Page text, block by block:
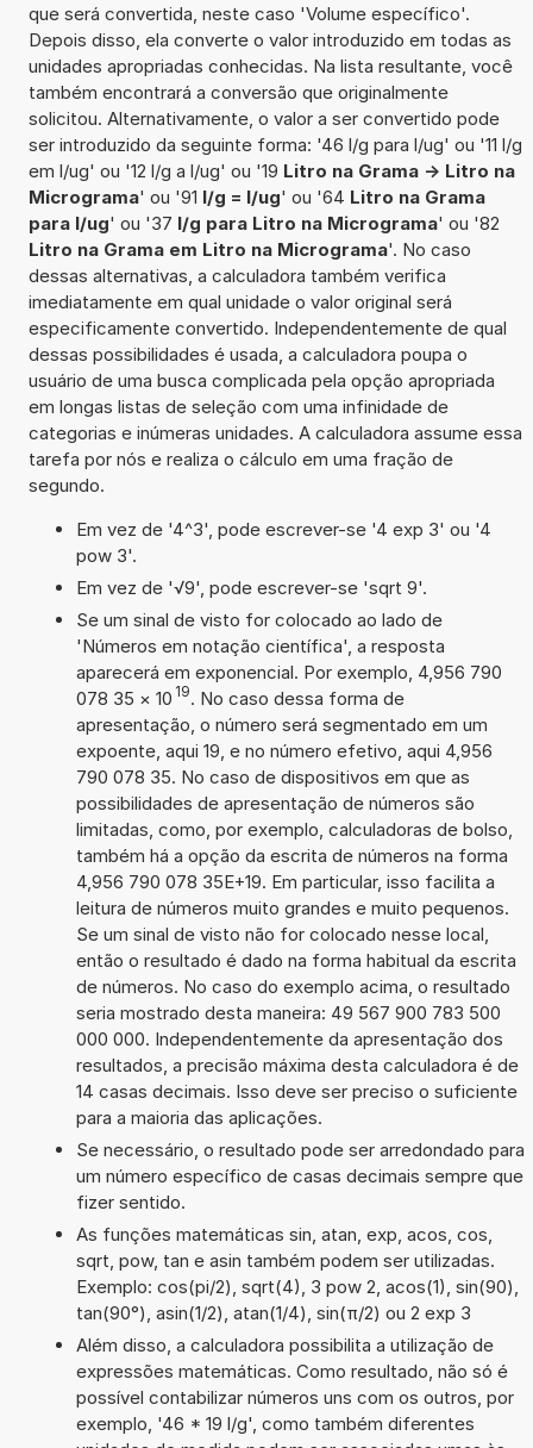
que será convertida, neste caso 'Volume específico'.
Depois disso, ela converte o valor introduzido em todas as
unidades apropriadas conhecidas. Na lista resultante, você
também encontrará a conversão que originalmente
solicitou. Alternativamente, o valor a ser convertido pode
ser introduzido da seguinte forma: '46 l/g para l/ug' ou '11 l/g
em l/ug' ou '12 l/g a l/ug' ou '19 Litro na Grama -> Litro na
Micrograma' ou '91 l/g = l/ug' ou '64 Litro na Grama
para l/ug' ou '37 l/g para Litro na Micrograma' ou '82
Litro na Grama em Litro na Micrograma'. No caso
dessas alternativas, a calculadora também verifica
imediatamente em qual unidade o valor original será
especificamente convertido. Independentemente de qual
dessas possibilidades é usada, a calculadora poupa o
usuário de uma busca complicada pela opção apropriada
em longas listas de seleção com uma infinidade de
categorias e inúmeras unidades. A calculadora assume essa
tarefa por nós e realiza o cálculo em uma fração de
segundo.
Em vez de '4^3', pode escrever-se '4 exp 3' ou '4
pow 3'.
Em vez de '√9', pode escrever-se 'sqrt 9'.
Se um sinal de visto for colocado ao lado de
'Números em notação científica', a resposta
aparecerá em exponencial. Por exemplo, 4,956 790
078 35 × 10 19. No caso dessa forma de
apresentação, o número será segmentado em um
expoente, aqui 19, e no número efetivo, aqui 4,956
790 078 35. No caso de dispositivos em que as
possibilidades de apresentação de números são
limitadas, como, por exemplo, calculadoras de bolso,
também há a opção da escrita de números na forma
4,956 790 078 35E+19. Em particular, isso facilita a
leitura de números muito grandes e muito pequenos.
Se um sinal de visto não for colocado nesse local,
então o resultado é dado na forma habitual da escrita
de números. No caso do exemplo acima, o resultado
seria mostrado desta maneira: 49 567 900 783 500
000 000. Independentemente da apresentação dos
resultados, a precisão máxima desta calculadora é de
14 casas decimais. Isso deve ser preciso o suficiente
para a maioria das aplicações.
Se necessário, o resultado pode ser arredondado para
um número específico de casas decimais sempre que
fizer sentido.
As funções matemáticas sin, atan, exp, acos, cos,
sqrt, pow, tan e asin também podem ser utilizadas.
Exemplo: cos(pi/2), sqrt(4), 3 pow 2, acos(1), sin(90),
tan(90°), asin(1/2), atan(1/4), sin(π/2) ou 2 exp 3
Além disso, a calculadora possibilita a utilização de
expressões matemáticas. Como resultado, não só é
possível contabilizar números uns com os outros, por
exemplo, '46 * 19 l/g', como também diferentes